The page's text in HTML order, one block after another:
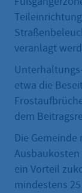
veranlagt
etwa die
dem
Die
ein Vorteil
mindestens